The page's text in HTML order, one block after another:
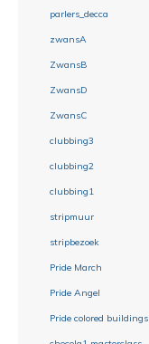
parlers_decca
zwansA
ZwansB
ZwansD
ZwansC
clubbing3
clubbing2
clubbing1
stripmuur
stripbezoek
Pride March
Pride Angel
Pride colored buildings